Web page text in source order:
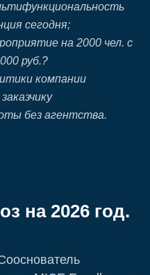
сегодня;
на 2000 чел. с
руб.?
компании
без агентства.
на 2026 год.